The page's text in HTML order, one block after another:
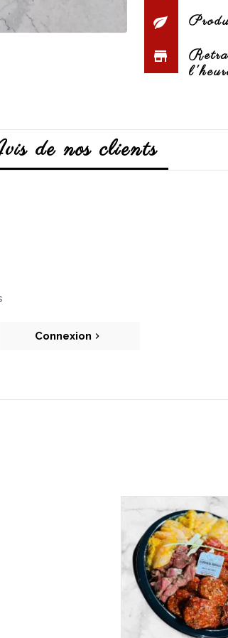
de nos clients
Connexion